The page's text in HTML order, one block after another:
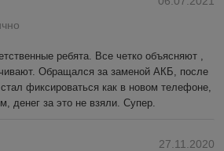
ребята. Все четко объясняют ,
Обращался за заменой АКБ, после
фиксироваться как в новом телефоне,
денег за это не взяли. Супер.
27.11.2020